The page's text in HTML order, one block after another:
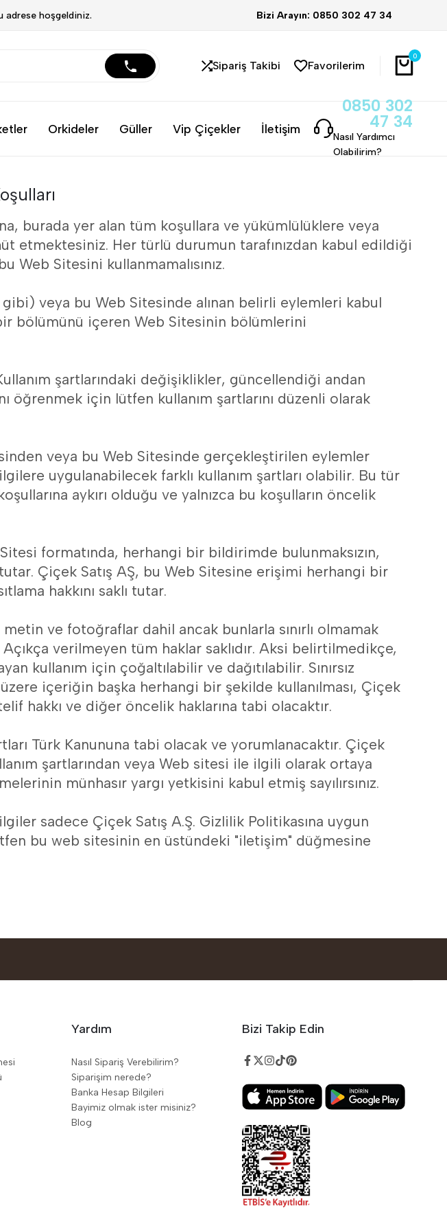
adrese hoşgeldiniz. Bizi Arayın: 0850 302 47 34
Sipariş Takibi Favorilerim
0
Orkideler Güller Vip Çiçekler İletişim
0850 302
47 34
Nasıl Yardımcı
Olabilirim?
burada yer alan tüm koşullara ve yükümlülüklere veya
etmektesiniz. Her türlü durumun tarafınızdan kabul edildiği
Web Sitesini kullanmamalısınız.
veya bu Web Sitesinde alınan belirli eylemleri kabul
bölümünü içeren Web Sitesinin bölümlerini
şartlarındaki değişiklikler, güncellendiği andan
için lütfen kullanım şartlarını düzenli olarak
veya bu Web Sitesinde gerçekleştirilen eylemler
uygulanabilecek farklı kullanım şartları olabilir. Bu tür
aykırı olduğu ve yalnızca bu koşulların öncelik
formatında, herhangi bir bildirimde bulunmaksızın,
Çiçek Satış AŞ, bu Web Sitesine erişimi herhangi bir
hakkını saklı tutar.
ve fotoğraflar dahil ancak bunlarla sınırlı olmamak
verilmeyen tüm haklar saklıdır. Aksi belirtilmedikçe,
için çoğaltılabilir ve dağıtılabilir. Sınırsız
içeriğin başka herhangi bir şekilde kullanılması, Çiçek
hakkı ve diğer öncelik haklarına tabi olacaktır.
Türk Kanununa tabi olacak ve yorumlanacaktır. Çiçek
şartlarından veya Web sitesi ile ilgili olarak ortaya
münhasır yargı yetkisini kabul etmiş sayılırsınız.
sadece Çiçek Satış A.Ş. Gizlilik Politikasına uygun
bu web sitesinin en üstündeki "iletişim" düğmesine
Yardım
Nasıl Sipariş Verebilirim?
Siparişim nerede?
Banka Hesap Bilgileri
Bayimiz olmak ister misiniz?
Blog
Bizi Takip Edin